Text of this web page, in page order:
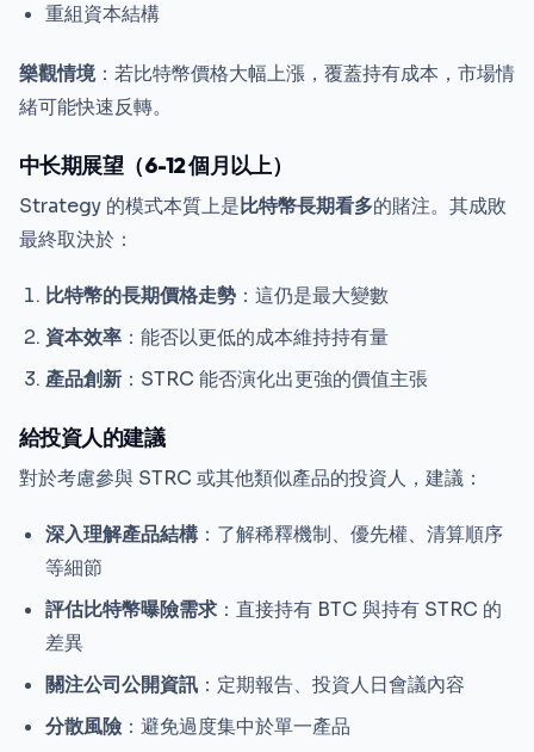
重組資本結構
樂觀情境：若比特幣價格大幅上漲，覆蓋持有成本，市場情
緒可能快速反轉。
中长期展望（6-12 個月以上）
Strategy 的模式本質上是比特幣長期看多的賭注。其成敗
最終取決於：
比特幣的長期價格走勢 ：這仍是最大變數
資本效率 ：能否以更低的成本維持持有量
產品創新 ：STRC 能否演化出更強的價值主張
給投資人的建議
對於考慮參與 STRC 或其他類似產品的投資人，建議：
深入理解產品結構 ：了解稀釋機制、優先權、清算順序
等細節
評估比特幣曝險需求 ：直接持有 BTC 與持有 STRC 的
差異
關注公司公開資訊 ：定期報告、投資人日會議內容
分散風險：避免過度集中於單一產品